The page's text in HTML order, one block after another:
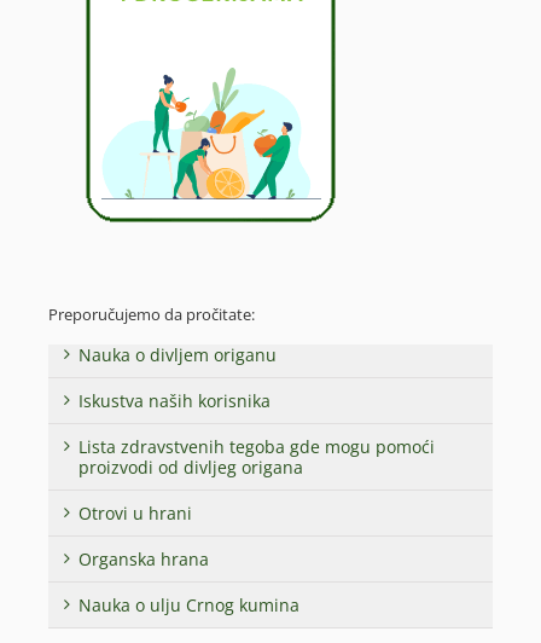
Preporučujemo da pročitate:
Nauka o divljem origanu
Iskustva naših korisnika
Lista zdravstvenih tegoba gde mogu pomoći
proizvodi od divljeg origana
Otrovi u hrani
Organska hrana
Nauka o ulju Crnog kumina